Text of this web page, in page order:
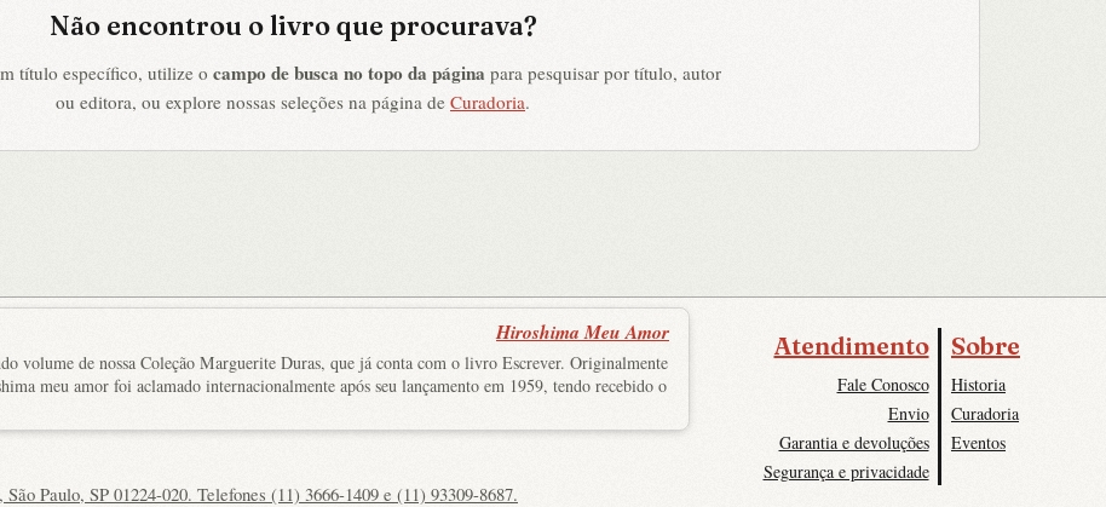
Não encontrou o livro que procurava?
título específico, utilize o campo de busca no topo da página para pesquisar por título, autor
ou editora, ou explore nossas seleções na página de Curadoria.
Hiroshima Meu Amor
volume de nossa Coleção Marguerite Duras, que já conta com o livro Escrever. Originalmente
meu amor foi aclamado internacionalmente após seu lançamento em 1959, tendo recebido o
Paulo, SP 01224-020. Telefones (11) 3666-1409 e (11) 93309-8687.
Atendimento
Fale Conosco
Envio
Garantia e devoluções
Segurança e privacidade
Sobre
Historia
Curadoria
Eventos